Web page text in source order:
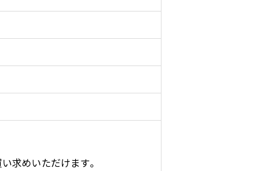
求めいただけます。